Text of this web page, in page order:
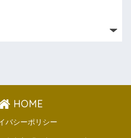
HOME
バシーポリシー